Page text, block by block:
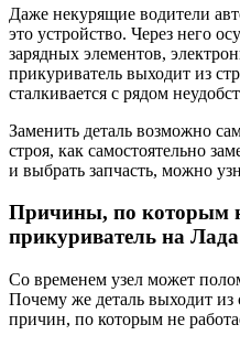
Даже некурящие водители
это устройство. Через него
зарядных элементов,
прикуриватель выходит из
сталкивается с рядом
Заменить деталь возможно
строя, как самостоятельно
и выбрать запчасть, можно
Причины, по которым
прикуриватель на
Со временем узел может
Почему же деталь выходит из
причин, по которым не